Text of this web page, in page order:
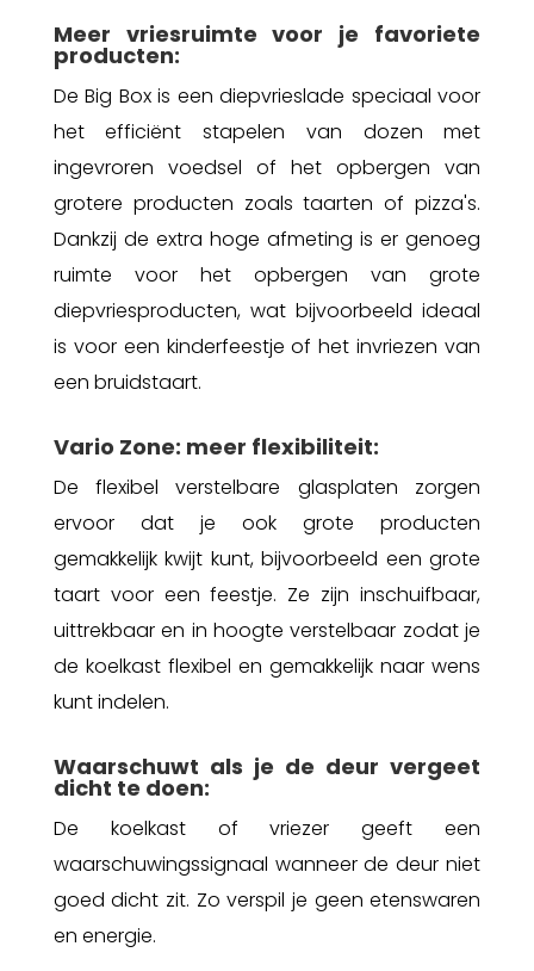
Meer vriesruimte voor je favoriete
producten:
De Big Box is een diepvrieslade speciaal voor
het efficiënt stapelen van dozen met
ingevroren voedsel of het opbergen van
grotere producten zoals taarten of pizza's.
Dankzij de extra hoge afmeting is er genoeg
ruimte voor het opbergen van grote
diepvriesproducten, wat bijvoorbeeld ideaal
is voor een kinderfeestje of het invriezen van
een bruidstaart.
Vario Zone: meer flexibiliteit:
De flexibel verstelbare glasplaten zorgen
ervoor dat je ook grote producten
gemakkelijk kwijt kunt, bijvoorbeeld een grote
taart voor een feestje. Ze zijn inschuifbaar,
uittrekbaar en in hoogte verstelbaar zodat je
de koelkast flexibel en gemakkelijk naar wens
kunt indelen.
Waarschuwt als je de deur vergeet
dicht te doen:
De koelkast of vriezer geeft een
waarschuwingssignaal wanneer de deur niet
goed dicht zit. Zo verspil je geen etenswaren
en energie.